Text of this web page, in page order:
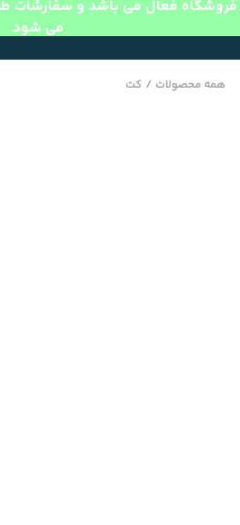
فروشگاه فعال می باشد و سفارشات
می شود
همه محصولات / کت